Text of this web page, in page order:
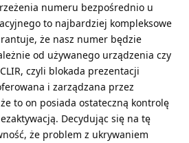
numeru bezpośrednio u
to najbardziej kompleksowe
że nasz numer będzie
od używanego urządzenia czy
czyli blokada prezentacji
i zarządzana przez
to on posiada ostateczną kontrolę
Decydując się na tę
że problem z ukrywaniem